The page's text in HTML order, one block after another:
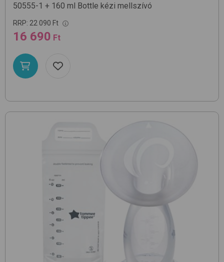
50555-1 + 160 ml Bottle kézi mellszívó
RRP: 22 090 Ft
16 690 Ft